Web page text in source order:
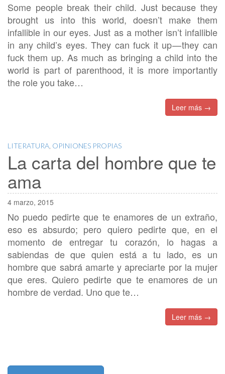
Some people break their child. Just because they
brought us into this world, doesn’t make them
infallible in our eyes. Just as a mother isn’t infallible
in any child’s eyes. They can fuck it up — they can
fuck them up. As much as bringing a child into the
world is part of parenthood, it is more importantly
the role you take…
Leer más →
LITERATURA OPINIONES PROPIAS
La carta del hombre que te
ama
4 marzo, 2015
No puedo pedirte que te enamores de un extraño,
eso es absurdo; pero quiero pedirte que, en el
momento de entregar tu corazón, lo hagas a
sabiendas de que quien está a tu lado, es un
hombre que sabrá amarte y apreciarte por la mujer
que eres. Quiero pedirte que te enamores de un
hombre de verdad. Uno que te…
Leer más →
Posts